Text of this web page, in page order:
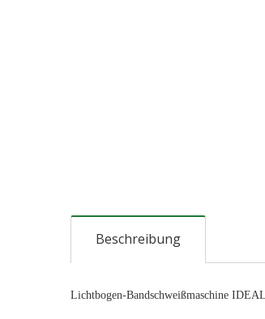
Beschreibung
Lichtbogen-Bandschweißmaschine